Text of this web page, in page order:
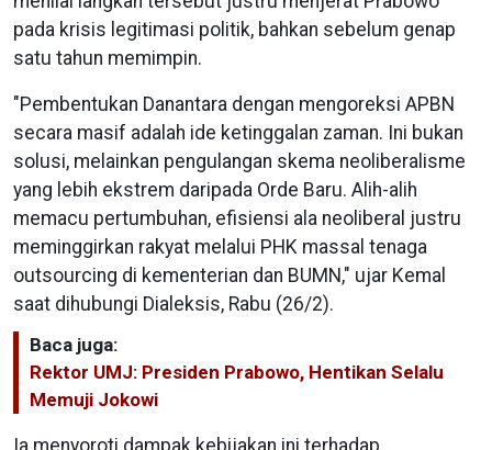
pada krisis legitimasi politik, bahkan sebelum genap
satu tahun memimpin.
"Pembentukan Danantara dengan mengoreksi APBN
secara masif adalah ide ketinggalan zaman. Ini bukan
solusi, melainkan pengulangan skema neoliberalisme
yang lebih ekstrem daripada Orde Baru. Alih-alih
memacu pertumbuhan, efisiensi ala neoliberal justru
meminggirkan rakyat melalui PHK massal tenaga
outsourcing di kementerian dan BUMN," ujar Kemal
saat dihubungi Dialeksis, Rabu (26/2).
Baca juga:
Rektor UMJ: Presiden Prabowo, Hentikan Selalu
Memuji Jokowi